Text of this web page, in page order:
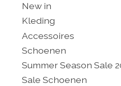
New in
Kleding
Accessoires
Schoenen
Summer Season Sale
Sale Schoenen